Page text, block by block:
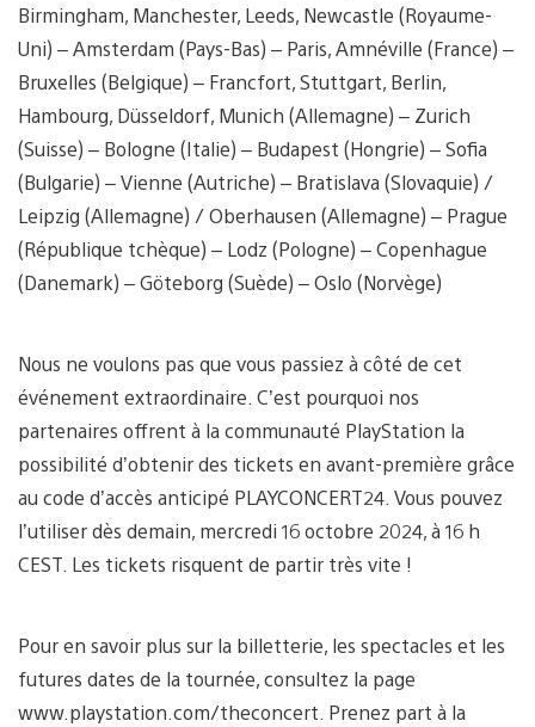
Birmingham, Manchester, Leeds, Newcastle (Royaume-
Uni) – Amsterdam (Pays-Bas) – Paris, Amnéville (France) –
Bruxelles (Belgique) – Francfort, Stuttgart, Berlin,
Hambourg, Düsseldorf, Munich (Allemagne) – Zurich
(Suisse) – Bologne (Italie) – Budapest (Hongrie) – Sofia
(Bulgarie) – Vienne (Autriche) – Bratislava (Slovaquie) /
Leipzig (Allemagne) / Oberhausen (Allemagne) – Prague
(République tchèque) – Lodz (Pologne) – Copenhague
(Danemark) – Göteborg (Suède) – Oslo (Norvège)
Nous ne voulons pas que vous passiez à côté de cet
événement extraordinaire. C’est pourquoi nos
partenaires offrent à la communauté PlayStation la
possibilité d’obtenir des tickets en avant-première grâce
au code d’accès anticipé PLAYCONCERT24. Vous pouvez
l’utiliser dès demain, mercredi 16 octobre 2024, à 16 h
CEST. Les tickets risquent de partir très vite !
Pour en savoir plus sur la billetterie, les spectacles et les
futures dates de la tournée, consultez la page
www.playstation.com/theconcert. Prenez part à la